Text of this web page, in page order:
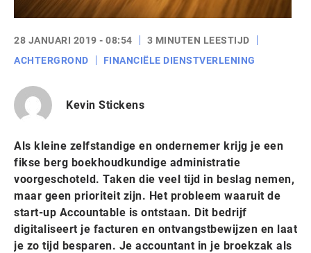
28 JANUARI 2019 - 08:54
3 MINUTEN LEESTIJD
ACHTERGROND
FINANCIËLE DIENSTVERLENING
Kevin Stickens
Als kleine zelfstandige en ondernemer krijg je een
fikse berg boekhoudkundige administratie
voorgeschoteld. Taken die veel tijd in beslag nemen,
maar geen prioriteit zijn. Het probleem waaruit de
start-up Accountable is ontstaan. Dit bedrijf
digitaliseert je facturen en ontvangstbewijzen en laat
je zo tijd besparen. Je accountant in je broekzak als